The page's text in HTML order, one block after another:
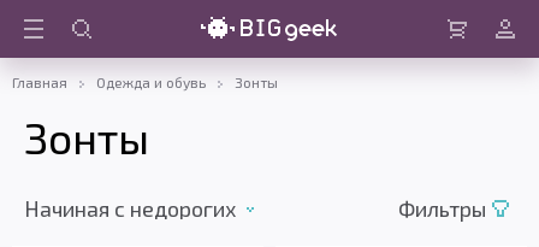
Войти
Главная Одежда и обувь Зонты
Зонты
Начиная с недорогих Фильтры